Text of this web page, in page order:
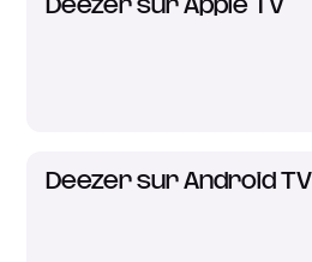
Deezer sur Apple TV
Deezer sur Android TV